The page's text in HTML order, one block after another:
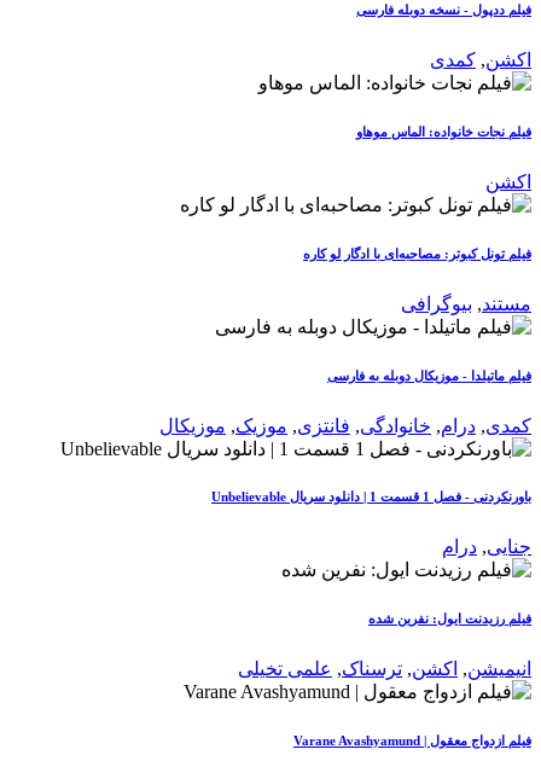
فیلم ددپول - نسخه دوبله فارسی
اکشن, کمدی
فیلم نجات خانواده: الماس موهاو
اکشن
فیلم تونل کبوتر: مصاحبه‌ای با ادگار لو کاره
مستند, بیوگرافی
فیلم ماتیلدا - موزیکال دوبله به فارسی
کمدی, درام, خانوادگی, فانتزی, موزیک, موزیکال
باورنکردنی - فصل 1 قسمت 1 | دانلود سریال Unbelievable
جنایی, درام
فیلم رزیدنت ایول: نفرین شده
انیمیشن, اکشن, ترسناک, علمی تخیلی
فیلم ازدواج معقول | Varane Avashyamund